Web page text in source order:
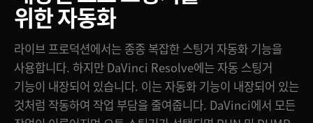
위한 자동화
라이브 프로덕션에서는 종종 복잡한 스팅거 자동화 기능을
사용합니다. 하지만 DaVinci Resolve에는 자동 스팅거
기능이 내장되어 있습니다. 이는 자동화 기능이 내장되어 있는
것처럼 작동하여 작업 부담을 줄여줍니다. DaVinci에서 모든